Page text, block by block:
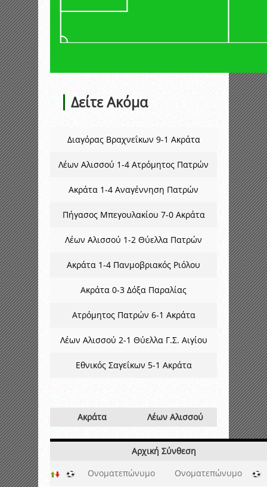
Δείτε Ακόμα
Διαγόρας Βραχνεΐκων 9-1 Ακράτα
Λέων Αλισσού 1-4 Ατρόμητος Πατρών
Ακράτα 1-4 Αναγέννηση Πατρών
Πήγασος Μπεγουλακίου 7-0 Ακράτα
Λέων Αλισσού 1-2 Θύελλα Πατρών
Ακράτα 1-4 Πανμοβριακός Ριόλου
Ακράτα 0-3 Δόξα Παραλίας
Ατρόμητος Πατρών 6-1 Ακράτα
Λέων Αλισσού 2-1 Θύελλα Γ.Σ. Αιγίου
Εθνικός Σαγεΐκων 5-1 Ακράτα
Ακράτα Λέων Αλισσού
Αρχική Σύνθεση
Ονοματεπώνυμο
Ονοματεπώνυμο